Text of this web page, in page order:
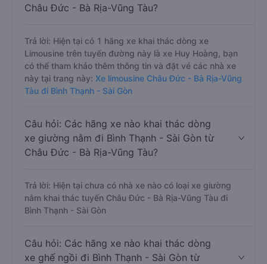
Châu Đức - Bà Rịa-Vũng Tàu?
Trả lời: Hiện tại có 1 hãng xe khai thác dòng xe
Limousine trên tuyến đường này là xe Huy Hoàng, bạn
có thể tham khảo thêm thông tin và đặt vé các nhà xe
này tại trang này: Xe limousine Châu Đức - Bà Rịa-Vũng
Tàu đi Bình Thạnh - Sài Gòn
Câu hỏi: Các hãng xe nào khai thác dòng
xe giường nằm đi Bình Thạnh - Sài Gòn từ
Châu Đức - Bà Rịa-Vũng Tàu?
Trả lời: Hiện tại chưa có nhà xe nào có loại xe giường
nằm khai thác tuyến Châu Đức - Bà Rịa-Vũng Tàu đi
Bình Thạnh - Sài Gòn
Câu hỏi: Các hãng xe nào khai thác dòng
xe ghế ngồi đi Bình Thạnh - Sài Gòn từ